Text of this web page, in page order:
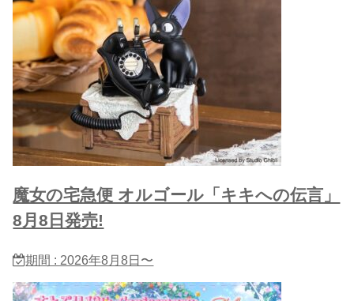
魔女の宅急便 オルゴール「キキへの伝言」
8月8日発売!
期間 : 2026年8月8日〜